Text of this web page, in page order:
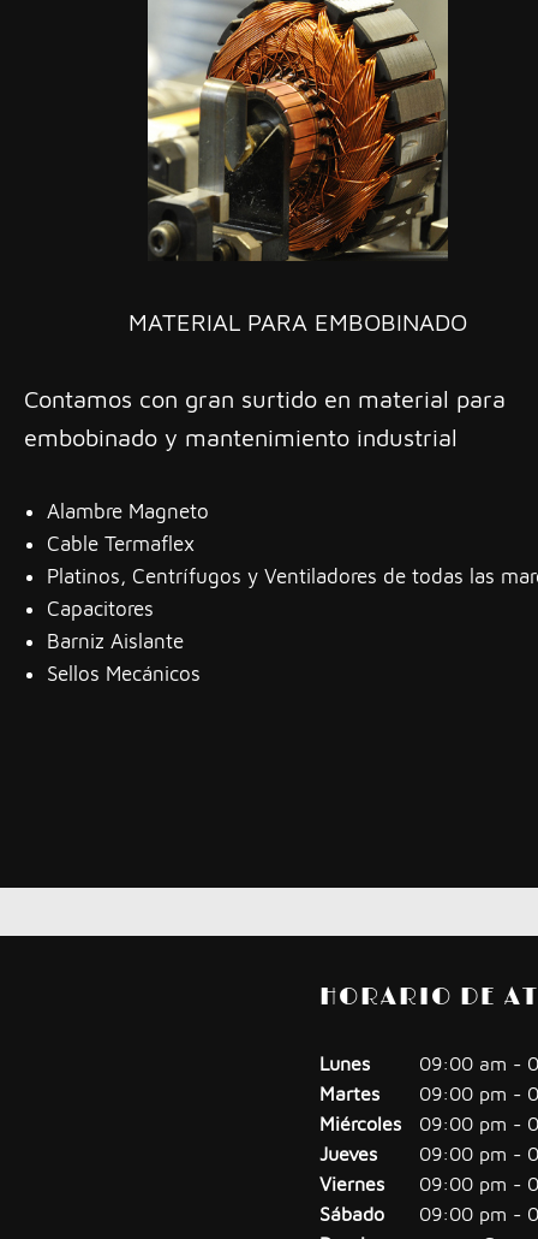
MATERIAL PARA EMBOBINADO
Contamos con gran surtido en material para
embobinado y mantenimiento industrial
Alambre Magneto
Cable Termaflex
Platinos, Centrífugos y Ventiladores de todas las
Capacitores
Barniz Aislante
Sellos Mecánicos
HORARIO DE
Lunes 09:00 am -
Martes
09:00 pm -
Miércoles
09:00 pm -
Jueves
09:00 pm -
Viernes
09:00 pm -
Sábado
09:00 pm -